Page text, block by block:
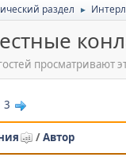
раздел ►
просматривают
3
/Автор